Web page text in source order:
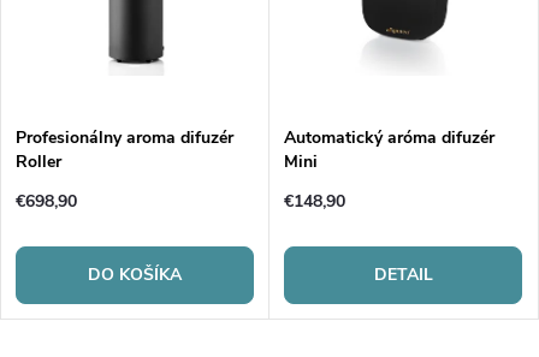
Profesionálny aroma difuzér
Roller
€698,90
DO KOŠÍKA
Automatický aróma difuzér
Mini
€148,90
DETAIL